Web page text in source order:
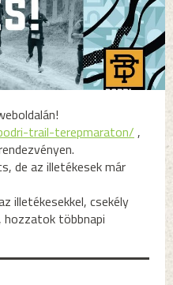
trail-terepmaraton/ ,
de az illetékesek már
illetékesekkel, csekély
többnapi